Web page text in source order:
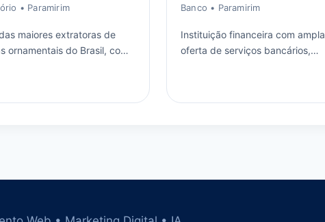
• Paramirim
maiores extratoras de
ornamentais do Brasil, com
Banco • Paramirim
Instituição financeira com ampla
oferta de serviços bancários,